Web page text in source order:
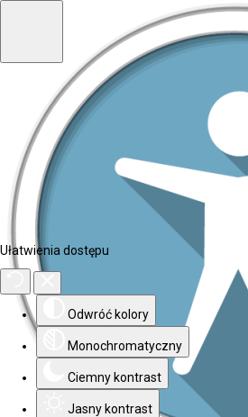
Ułatwienia dostępu
Odwróć kolory
Monochromatyczny
Ciemny kontrast
Jasny kontrast